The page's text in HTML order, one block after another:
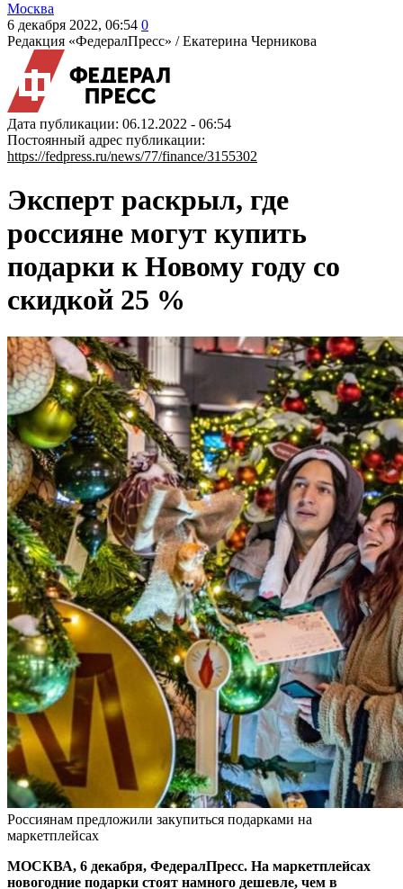
Москва
6 декабря 2022, 06:54 0
Редакция «ФедералПресс» /Екатерина Черникова
Дата публикации: 06.12.2022 - 06:54
Постоянный адрес публикации:
https://fedpress.ru/news/77/finance/3155302
Эксперт раскрыл, где
россияне могут купить
подарки к Новому году со
скидкой 25 %
Россиянам предложили закупиться подарками на
маркетплейсах
МОСКВА, 6 декабря, ФедералПресс. На маркетплейсах
новогодние подарки стоят намного дешевле, чем в